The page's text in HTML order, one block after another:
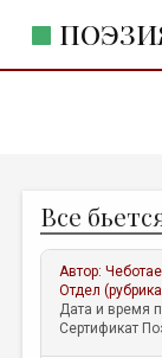
ЖАНРЫ
АВТОРЫ
ЛИТСАЛОН
Все
Автор:
Отдел
Дата и время
Сертификат